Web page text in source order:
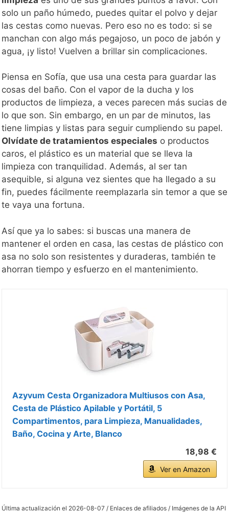
solo un paño húmedo, puedes quitar el polvo y dejar
las cestas como nuevas. Pero eso no es todo: si se
manchan con algo más pegajoso, un poco de jabón y
agua, ¡y listo! Vuelven a brillar sin complicaciones.
Piensa en Sofía, que usa una cesta para guardar las
cosas del baño. Con el vapor de la ducha y los
productos de limpieza, a veces parecen más sucias de
lo que son. Sin embargo, en un par de minutos, las
tiene limpias y listas para seguir cumpliendo su papel.
Olvídate de tratamientos especiales o productos
caros, el plástico es un material que se lleva la
limpieza con tranquilidad. Además, al ser tan
asequible, si alguna vez sientes que ha llegado a su
fin, puedes fácilmente reemplazarla sin temor a que se
te vaya una fortuna.
Así que ya lo sabes: si buscas una manera de
mantener el orden en casa, las cestas de plástico con
asa no solo son resistentes y duraderas, también te
ahorran tiempo y esfuerzo en el mantenimiento.
Azyvum Cesta Organizadora Multiusos con Asa,
Cesta de Plástico Apilable y Portátil, 5
Compartimentos, para Limpieza, Manualidades,
Baño, Cocina y Arte, Blanco
18,98 €
Ver en Amazon
Última actualización el 2026-08-07 / Enlaces de afiliados / Imágenes de la API